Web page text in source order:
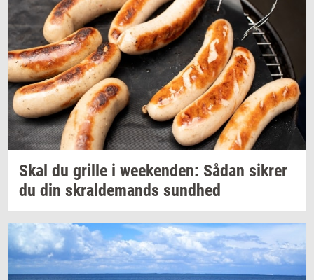
Skal du gril­le i we­e­ken­den: Sådan sik­rer
du din skral­de­mands sund­hed